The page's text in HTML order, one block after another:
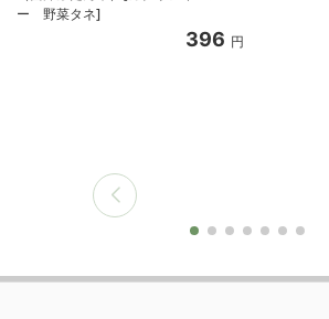
ー 野菜タネ]
396 円